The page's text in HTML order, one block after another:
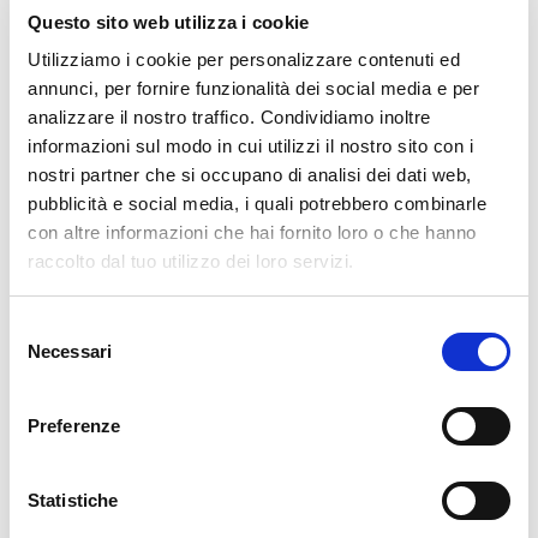
Questo sito web utilizza i cookie
Utilizziamo i cookie per personalizzare contenuti ed
annunci, per fornire funzionalità dei social media e per
analizzare il nostro traffico. Condividiamo inoltre
informazioni sul modo in cui utilizzi il nostro sito con i
nostri partner che si occupano di analisi dei dati web,
pubblicità e social media, i quali potrebbero combinarle
con altre informazioni che hai fornito loro o che hanno
raccolto dal tuo utilizzo dei loro servizi.
delNecessari
Preferenze
Statistiche
Indirizzo: Via Pietro De Mazzi, 11 – 23010 Gerola
Alta (SO)
Telefono: +39 393 8644223
Email : info@ecomuseovalgerola.it
Sito web:www.ecomuseovalgerola.it
gruppo, contattare l’Infopoint. ​
🚗 Come arrivare
In auto
: da Morbegno, seguire la SP7 in direzione